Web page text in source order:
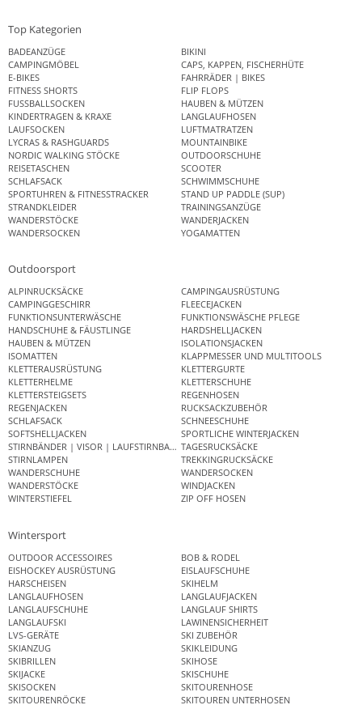
Top Kategorien
BADEANZÜGE
BIKINI
CAMPINGMÖBEL
CAPS, KAPPEN, FISCHERHÜTE
E-BIKES
FAHRRÄDER | BIKES
FITNESS SHORTS
FLIP FLOPS
FUSSBALLSOCKEN
HAUBEN & MÜTZEN
KINDERTRAGEN & KRAXE
LANGLAUFHOSEN
LAUFSOCKEN
LUFTMATRATZEN
LYCRAS & RASHGUARDS
MOUNTAINBIKE
NORDIC WALKING STÖCKE
OUTDOORSCHUHE
REISETASCHEN
SCOOTER
SCHLAFSACK
SCHWIMMSCHUHE
SPORTUHREN & FITNESSTRACKER
STAND UP PADDLE (SUP)
STRANDKLEIDER
TRAININGSANZÜGE
WANDERSTÖCKE
WANDERJACKEN
WANDERSOCKEN
YOGAMATTEN
Outdoorsport
ALPINRUCKSÄCKE
CAMPINGAUSRÜSTUNG
CAMPINGGESCHIRR
FLEECEJACKEN
FUNKTIONSUNTERWÄSCHE
FUNKTIONSWÄSCHE PFLEGE
HANDSCHUHE & FÄUSTLINGE
HARDSHELLJACKEN
HAUBEN & MÜTZEN
ISOLATIONSJACKEN
ISOMATTEN
KLAPPMESSER UND MULTITOOLS
KLETTERAUSRÜSTUNG
KLETTERGURTE
KLETTERHELME
KLETTERSCHUHE
KLETTERSTEIGSETS
REGENHOSEN
REGENJACKEN
RUCKSACKZUBEHÖR
SCHLAFSACK
SCHNEESCHUHE
SOFTSHELLJACKEN
SPORTLICHE WINTERJACKEN
STIRNBÄNDER | VISOR | LAUFSTIRNBANDTAGESRUCKSÄCKE
STIRNLAMPEN
TREKKINGRUCKSÄCKE
WANDERSCHUHE
WANDERSOCKEN
WANDERSTÖCKE
WINDJACKEN
WINTERSTIEFEL
ZIP OFF HOSEN
Wintersport
OUTDOOR ACCESSOIRES
BOB & RODEL
EISHOCKEY AUSRÜSTUNG
EISLAUFSCHUHE
HARSCHEISEN
SKIHELM
LANGLAUFHOSEN
LANGLAUFJACKEN
LANGLAUFSCHUHE
LANGLAUF SHIRTS
LANGLAUFSKI
LAWINENSICHERHEIT
LVS-GERÄTE
SKI ZUBEHÖR
SKIANZUG
SKIKLEIDUNG
SKIBRILLEN
SKIHOSE
SKIJACKE
SKISCHUHE
SKISOCKEN
SKITOURENHOSE
SKITOURENRÖCKE
SKITOUREN UNTERHOSEN